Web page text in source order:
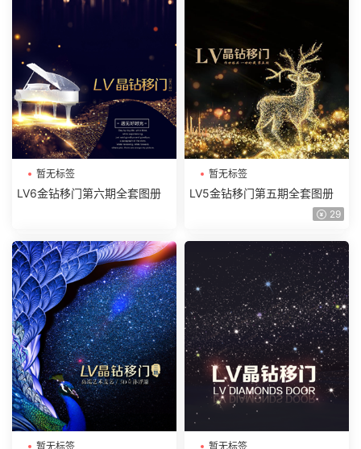
暂无标签
LV6金钻移门第六期全套图册
暂无标签
LV5金钻移门第五期全套图册
29
暂无标签 暂无标签